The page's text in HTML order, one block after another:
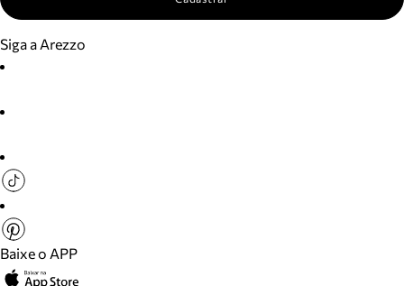
Siga a Arezzo
Baixe o APP